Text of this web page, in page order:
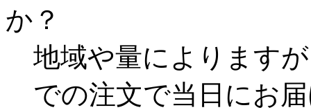
か？
地域や量によります
での注文で当日にお